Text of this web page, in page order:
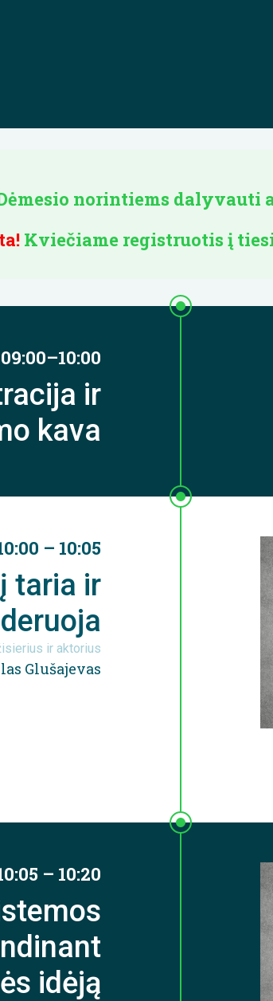
norintiems dalyvauti
Kviečiame registruotis į
09:00–10:00
ir
kava
– 10:05
taria ir
ir aktorius
Glušajevas
– 10:20
idėją